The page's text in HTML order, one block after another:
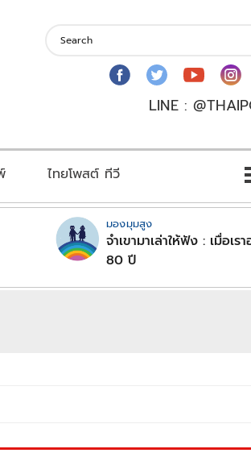
LINE :
ไทยโพสต์ ทีวี
มองมุมสูง
จำเขามาเล่าให้ฟัง : เมื่อเร
80 ปี